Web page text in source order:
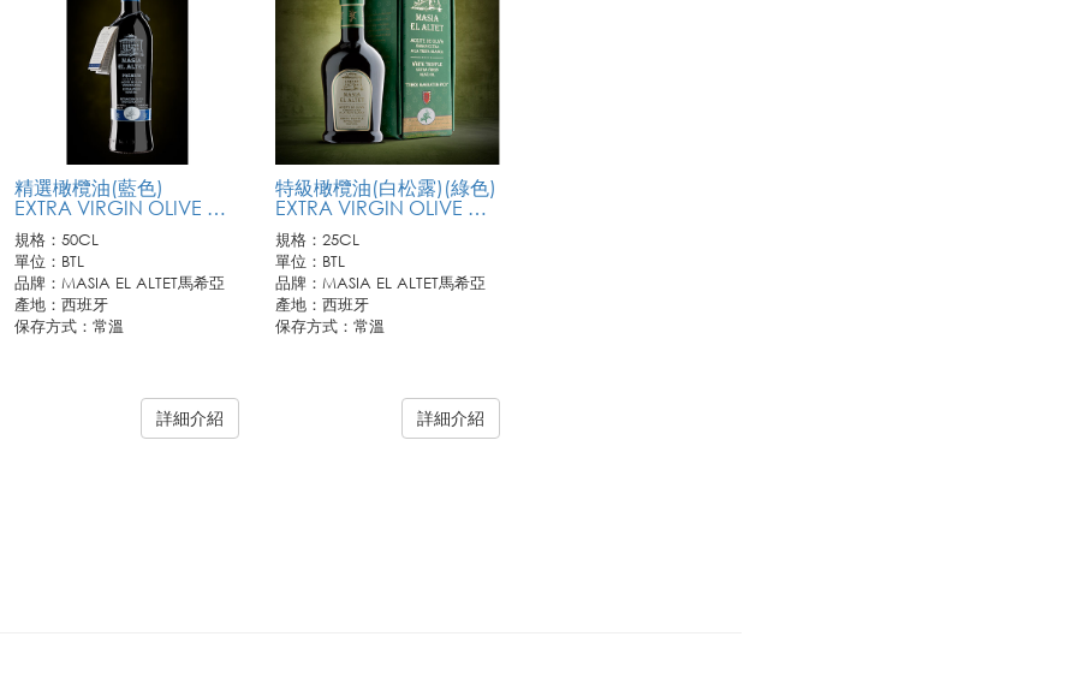
精選橄欖油(藍色)
EXTRA VIRGIN OLIVE OIL "PREMIUM"
規格：50CL
單位：BTL
品牌：MASIA EL ALTET馬希亞
產地：西班牙
保存方式：常溫
詳細介紹
特級橄欖油(白松露)(綠色)
EXTRA VIRGIN OLIVE OIL "WHITE TRUFFLE"
規格：25CL
單位：BTL
品牌：MASIA EL ALTET馬希亞
產地：西班牙
保存方式：常溫
詳細介紹